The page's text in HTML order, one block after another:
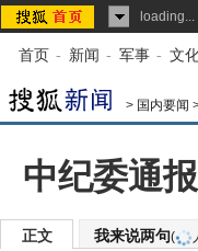
loading...
首页 - 新闻 - 军事 - 文
> 国内要闻
中纪委通
正文 我来说两句(